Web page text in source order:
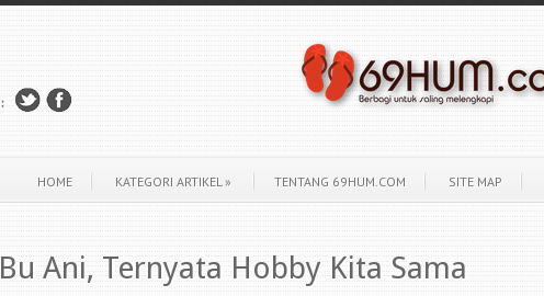
HOME KATEGORI ARTIKEL» TENTANG 69HUM.COM SITE MAP
Bu Ani, Ternyata Hobby Kita Sama